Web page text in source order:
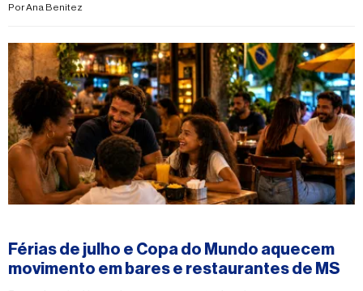
PorAna Benitez
Férias de julho e Copa do Mundo aquecem
movimento em bares e restaurantes de MS